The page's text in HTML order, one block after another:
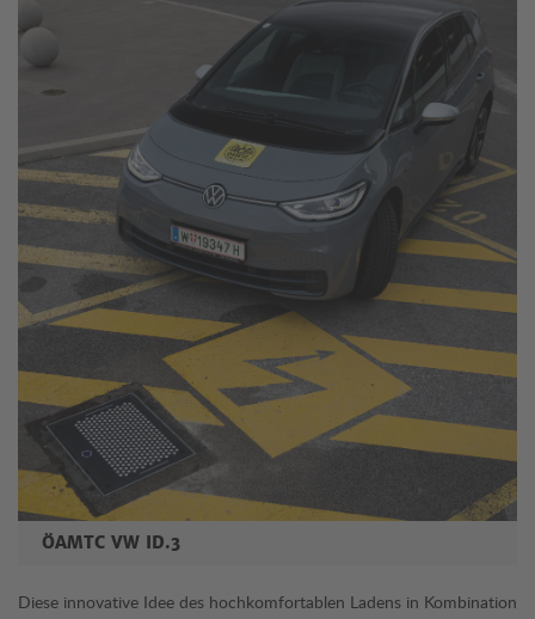
ÖAMTC VW ID.3
Diese innovative Idee des hochkomfortablen Ladens in Kombination